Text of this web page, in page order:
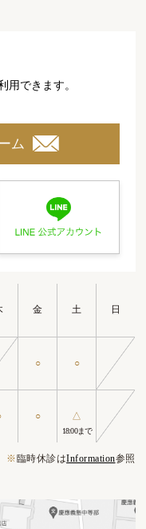
金 土 日
○ ○
○ △
18:00まで
※臨時休診はInformation参照
用できます。
ム